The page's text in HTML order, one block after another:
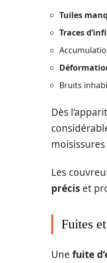
Tuiles
Traces
Bruits
Dès
Les
précis et
Fuites
Une fuite